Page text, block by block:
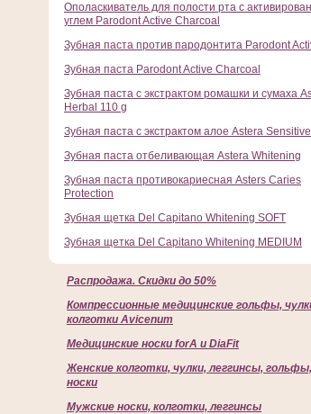
Ополаскиватель для полости рта с
углем Parodont Active Charcoal
Зубная паста против пародонтита Parodont
Зубная паста Parodont Active Charcoal
Зубная паста с экстрактом ромашки и сумаха
Herbal 110 g
Зубная паста с экстрактом алое Astera Sensitive
Зубная паста отбеливающая Astera Whitening
Зубная паста противокариесная Asters Caries
Protection
Зубная щетка Del Capitano Whitening SOFT
Зубная щетка Del Capitano Whitening MEDIUM
Распродажа. Скидки до 50%
Компрессионные медицинские гольфы,
колготки Avicenum
Медицинские носки forA и DiaFit
Женские колготки, чулки, леггинсы, гольфы,
носки
Мужские носки, колготки, леггинсы